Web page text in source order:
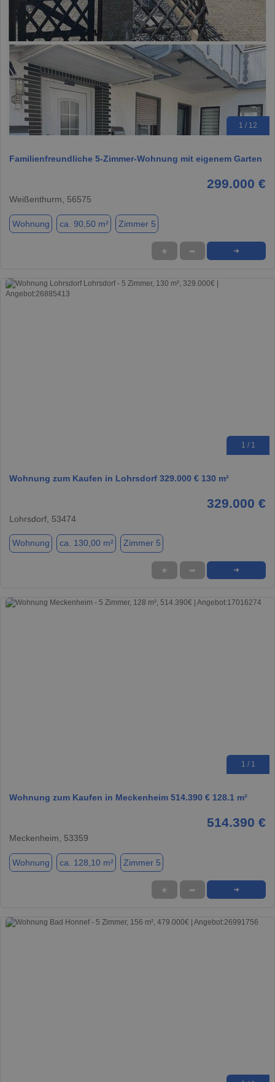
1 / 12
Familienfreundliche 5-Zimmer-Wohnung mit eigenem Garten
299.000 €
Weißenthurm, 56575
Wohnung ca. 90,50 m² Zimmer 5
★ ➦ ➜
1 / 1
Wohnung zum Kaufen in Lohrsdorf 329.000 € 130 m²
329.000 €
Lohrsdorf, 53474
Wohnung ca. 130,00 m² Zimmer 5
★ ➦ ➜
1 / 1
Wohnung zum Kaufen in Meckenheim 514.390 € 128.1 m²
514.390 €
Meckenheim, 53359
Wohnung ca. 128,10 m² Zimmer 5
★ ➦ ➜